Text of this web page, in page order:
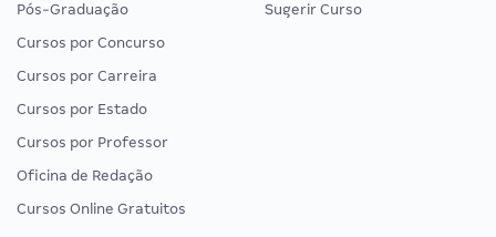
Pós-Graduação
Cursos por Concurso
Cursos por Carreira
Cursos por Estado
Cursos por Professor
Oficina de Redação
Cursos Online Gratuitos
Sugerir Curso